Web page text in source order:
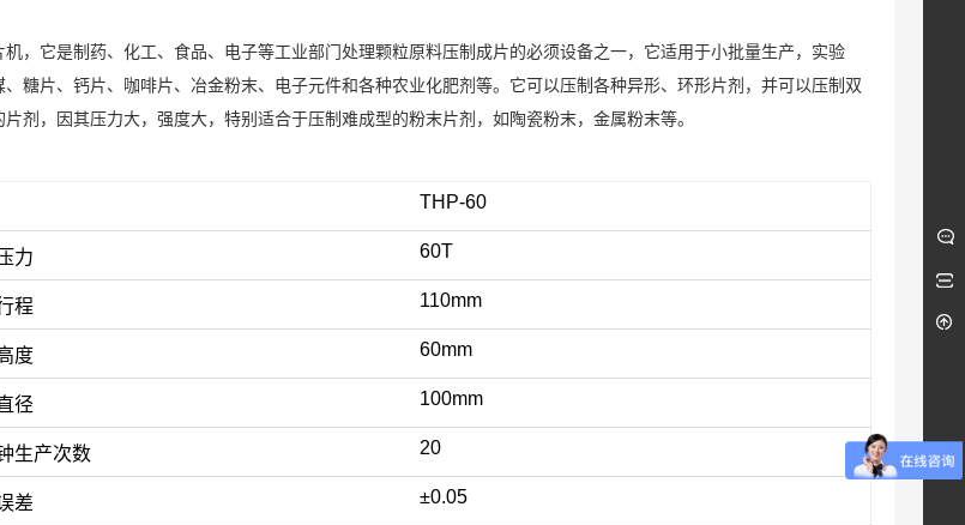
，它是制药、化工、食品、电子等工业部门处理颗粒原料压制成片的必须设备之一，它适用于小批量生产，实验
糖片、钙片、咖啡片、冶金粉末、电子元件和各种农业化肥剂等。它可以压制各种异形、环形片剂，并可以压制双
剂，因其压力大，强度大，特别适合于压制难成型的粉末片剂，如陶瓷粉末，金属粉末等。
THP-60
力 60T
程 110mm
度 60mm
径 100mm
生产次数 20
差 ±0.05